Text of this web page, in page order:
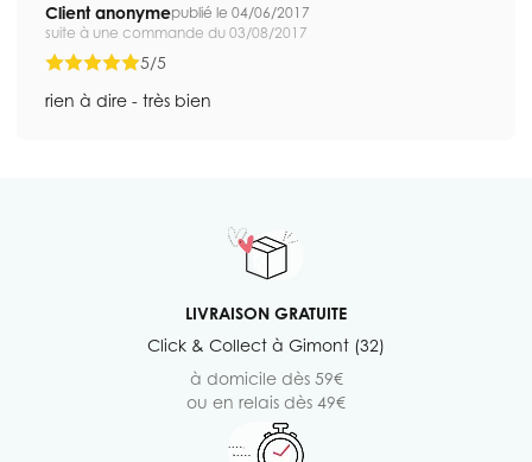
Client anonymepublié le 04/06/2017
suite à une commande du 03/08/2017
5/5
rien à dire - très bien
LIVRAISON GRATUITE
Click & Collect à Gimont (32)
à domicile dès 59€
ou en relais dès 49€